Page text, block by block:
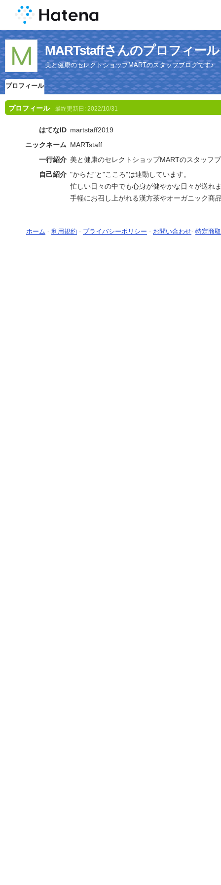
MARTstaffさんのプロフィール
美と健康のセレクトショップMARTのスタッフブログです♪
プロフィール
プロフィール 最終更新日: 2022/10/31
はてなID martstaff2019
ニックネーム MARTstaff
一行紹介 美と健康のセレクトショップMARTのスタッフ
自己紹介 "からだ"と"こころ"は連動しています。
忙しい日々の中でも心身が健やかな日々が送れ
手軽にお召し上がれる漢方茶やオーガニック商
ホーム - 利用規約 - プライバシーポリシー - お問い合わせ- 特定商